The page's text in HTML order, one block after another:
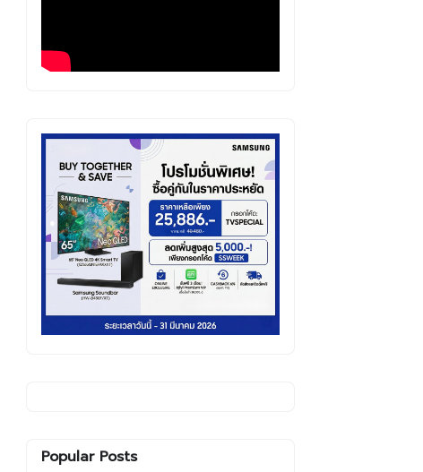
Popular Posts